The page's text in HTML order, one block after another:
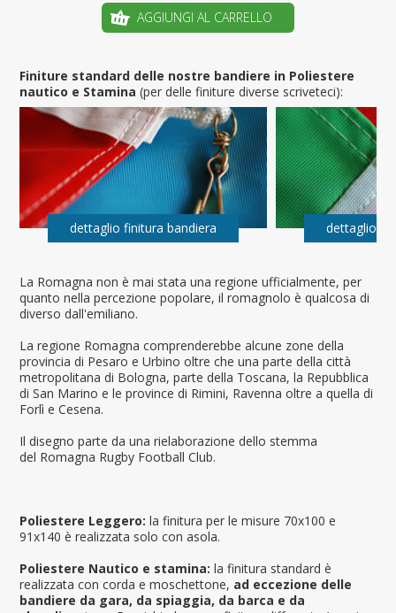
La Romagna non è mai stata una regione ufficialmente, per
quanto nella percezione popolare, il romagnolo è qualcosa di
diverso dall'emiliano.
La regione Romagna comprenderebbe alcune zone della
provincia di Pesaro e Urbino oltre che una parte della città
metropolitana di Bologna, parte della Toscana, la Repubblica
di San Marino e le province di Rimini, Ravenna oltre a quella di
Forlì e Cesena.
Il disegno parte da una rielaborazione dello stemma
del Romagna Rugby Football Club.
Poliestere Leggero: la finitura per le misure 70x100 e
91x140 è realizzata solo con asola.
Poliestere Nautico e stamina: la finitura standard è
realizzata con corda e moschettone, ad eccezione delle
bandiere da gara, da spiaggia, da barca e da
AGGIUNGI AL CARRELLO
Finiture standard delle nostre bandiere in Poliestere
nautico e Stamina(per delle finiture diverse scriveteci):
dettaglio finitura bandiera dettaglio